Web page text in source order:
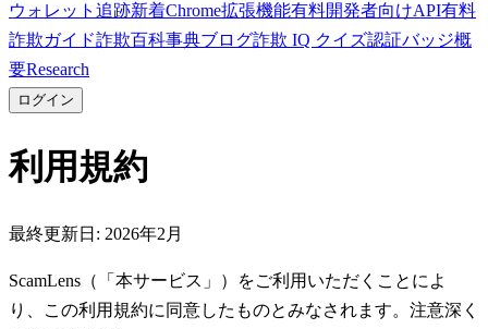
ウォレット追跡新着Chrome拡張機能有料開発者向けAPI有料
詐欺ガイド詐欺百科事典ブログ詐欺 IQ クイズ認証バッジ概
要Research
ログイン
利用規約
最終更新日: 2026年2月
ScamLens（「本サービス」）をご利用いただくことによ
り、この利用規約に同意したものとみなされます。注意深く